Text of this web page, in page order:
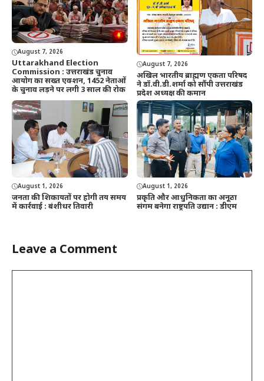
August 7, 2026
Uttarakhand Election
Commission : उत्तराखंड चुनाव
आयोग का सख्त एक्शन, 1452 नेताओं
के चुनाव लड़ने पर लगी 3 साल की रोक
August 7, 2026
अखिल भारतीय ब्राह्मण एकता परिषद
ने डॉ.वी.डी.शर्मा को सौंपी उत्तराखंड
प्रदेश अध्यक्ष की कमान
August 1, 2026
जनता की शिकायतों पर होगी तय समय
में कार्रवाई : बंशीधर तिवारी
August 1, 2026
प्रकृति और आधुनिकता का अनूठा
संगम बनेगा राष्ट्रपति उद्यान : डीएम
Leave a Comment